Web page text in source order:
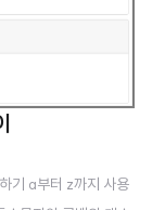
a부터 z까지 사용